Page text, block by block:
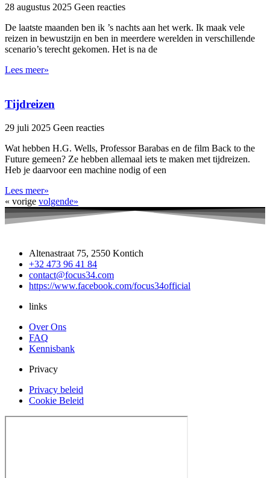
28 augustus 2025 Geen reacties
De laatste maanden ben ik ’s nachts aan het werk. Ik maak vele
reizen in bewustzijn en ben in meerdere werelden in verschillende
scenario’s terecht gekomen. Het is na de
Lees meer»
Tijdreizen
29 juli 2025 Geen reacties
Wat hebben H.G. Wells, Professor Barabas en de film Back to the
Future gemeen? Ze hebben allemaal iets te maken met tijdreizen.
Heb je daarvoor een machine nodig of een
Lees meer»
« vorige volgende»
Altenastraat 75, 2550 Kontich
+32 473 96 41 84
contact@focus34.com
https://www.facebook.com/focus34official
links
Over Ons
FAQ
Kennisbank
Privacy
Privacy beleid
Cookie Beleid